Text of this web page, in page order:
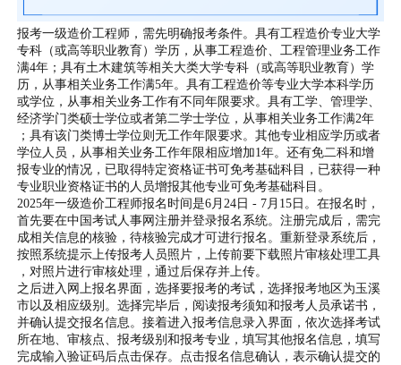
报考一级造价工程师，需先明确报考条件。具有工程造价专业大学
专科（或高等职业教育）学历，从事工程造价、工程管理业务工作
满4年；具有土木建筑等相关大类大学专科（或高等职业教育）学
历，从事相关业务工作满5年。具有工程造价等专业大学本科学历
或学位，从事相关业务工作有不同年限要求。具有工学、管理学、
经济学门类硕士学位或者第二学士学位，从事相关业务工作满2年
；具有该门类博士学位则无工作年限要求。其他专业相应学历或者
学位人员，从事相关业务工作年限相应增加1年。还有免二科和增
报专业的情况，已取得特定资格证书可免考基础科目，已获得一种
专业职业资格证书的人员增报其他专业可免考基础科目。
2025年一级造价工程师报名时间是6月24日 - 7月15日。在报名时，
首先要在中国考试人事网注册并登录报名系统。注册完成后，需完
成相关信息的核验，待核验完成才可进行报名。重新登录系统后，
按照系统提示上传报考人员照片，上传前要下载照片审核处理工具
，对照片进行审核处理，通过后保存并上传。
之后进入网上报名界面，选择要报考的考试，选择报考地区为玉溪
市以及相应级别。选择完毕后，阅读报考须知和报考人员承诺书，
并确认提交报名信息。接着进入报考信息录入界面，依次选择考试
所在地、审核点、报考级别和报考专业，填写其他报名信息，填写
完成输入验证码后点击保存。点击报名信息确认，表示确认提交的